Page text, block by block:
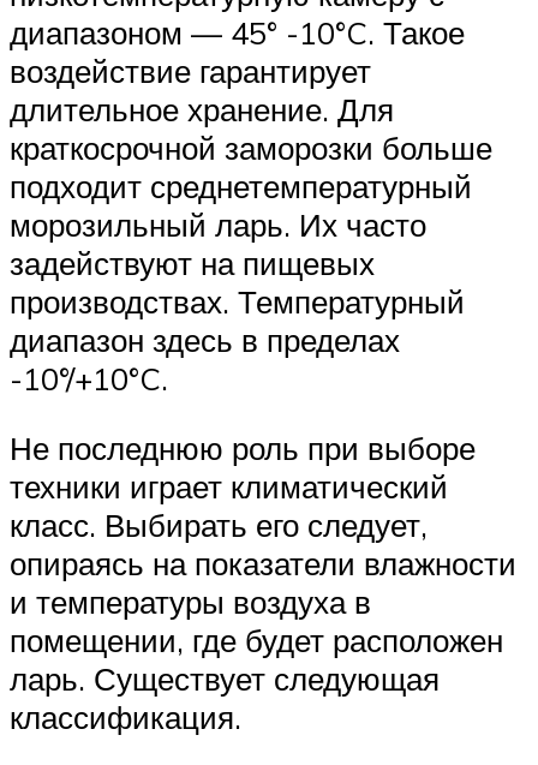
диапазоном — 45° -10°C. Такое
воздействие гарантирует
длительное хранение. Для
краткосрочной заморозки больше
подходит среднетемпературный
морозильный ларь. Их часто
задействуют на пищевых
производствах. Температурный
диапазон здесь в пределах
-10°/+10°C.
Не последнюю роль при выборе
техники играет климатический
класс. Выбирать его следует,
опираясь на показатели влажности
и температуры воздуха в
помещении, где будет расположен
ларь. Существует следующая
классификация.